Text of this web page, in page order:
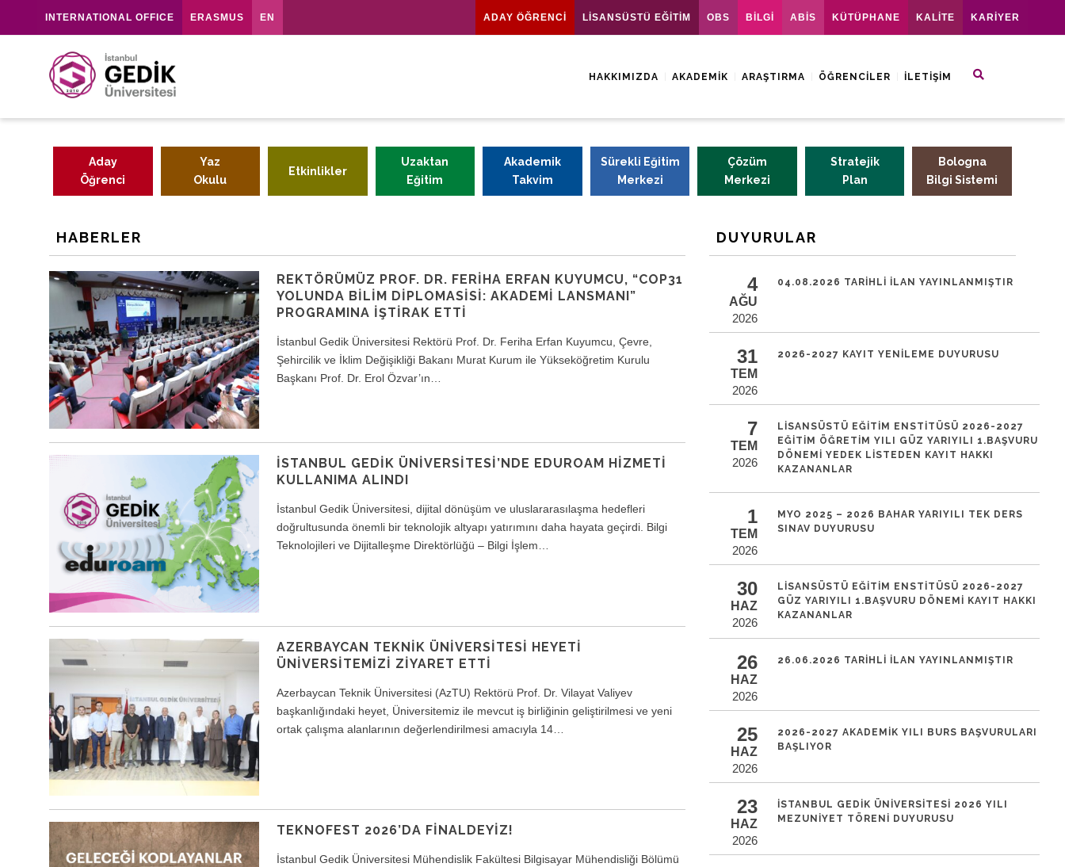
INTERNATIONAL OFFICE ERASMUS EN ADAY ÖĞRENCİ LİSANSÜSTÜ EĞİTİM OBS BİLGİ ABİS KÜTÜPHANE KALİTE KARİYER
HAKKIMIZDA AKADEMIK ARAŞTIRMA ÖĞRENCILER İLETIŞIM
Aday
Öğrenci
Yaz
Okulu
Etkinlikler
Uzaktan
Eğitim
Akademik
Takvim
Sürekli Eğitim
Merkezi
Çözüm
Merkezi
Stratejik
Plan
Bologna
Bilgi Sistemi
HABERLER
REKTÖRÜMÜZ PROF. DR. FERIHA ERFAN KUYUMCU, “COP31
YOLUNDA BILIM DIPLOMASISI: AKADEMI LANSMANI”
PROGRAMINA İŞTIRAK ETTI
İstanbul Gedik Üniversitesi Rektörü Prof. Dr. Feriha Erfan Kuyumcu, Çevre,
Şehircilik ve İklim Değişikliği Bakanı Murat Kurum ile Yükseköğretim Kurulu
Başkanı Prof. Dr. Erol Özvar’ın…
İSTANBUL GEDIK ÜNIVERSITESI’NDE EDUROAM HIZMETI
KULLANIMA ALINDI
İstanbul Gedik Üniversitesi, dijital dönüşüm ve uluslararasılaşma hedefleri
doğrultusunda önemli bir teknolojik altyapı yatırımını daha hayata geçirdi. Bilgi
Teknolojileri ve Dijitalleşme Direktörlüğü – Bilgi İşlem…
AZERBAYCAN TEKNIK ÜNIVERSITESI HEYETI
ÜNIVERSITEMIZI ZIYARET ETTI
Azerbaycan Teknik Üniversitesi (AzTU) Rektörü Prof. Dr. Vilayat Valiyev
başkanlığındaki heyet, Üniversitemiz ile mevcut iş birliğinin geliştirilmesi ve yeni
ortak çalışma alanlarının değerlendirilmesi amacıyla 14…
TEKNOFEST 2026’DA FINALDEYIZ!
İstanbul Gedik Üniversitesi Mühendislik Fakültesi Bilgisayar Mühendisliği Bölümü
DUYURULAR
4
AĞU
2026
04.08.2026 TARIHLI İLAN YAYINLANMIŞTIR
31
TEM
2026
2026-2027 KAYIT YENILEME DUYURUSU
7
TEM
2026
LISANSÜSTÜ EĞITIM ENSTITÜSÜ 2026-2027
EĞITIM ÖĞRETIM YILI GÜZ YARIYILI 1.BAŞVURU
DÖNEMI YEDEK LISTEDEN KAYIT HAKKI
KAZANANLAR
1
TEM
2026
MYO 2025 – 2026 BAHAR YARIYILI TEK DERS
SINAV DUYURUSU
30
HAZ
2026
LISANSÜSTÜ EĞITIM ENSTITÜSÜ 2026-2027
GÜZ YARIYILI 1.BAŞVURU DÖNEMI KAYIT HAKKI
KAZANANLAR
26
HAZ
2026
26.06.2026 TARIHLI İLAN YAYINLANMIŞTIR
25
HAZ
2026
2026-2027 AKADEMIK YILI BURS BAŞVURULARI
BAŞLIYOR
23
HAZ
2026
İSTANBUL GEDIK ÜNIVERSITESI 2026 YILI
MEZUNIYET TÖRENI DUYURUSU